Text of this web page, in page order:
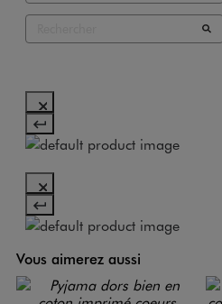
Vous aimerez aussi